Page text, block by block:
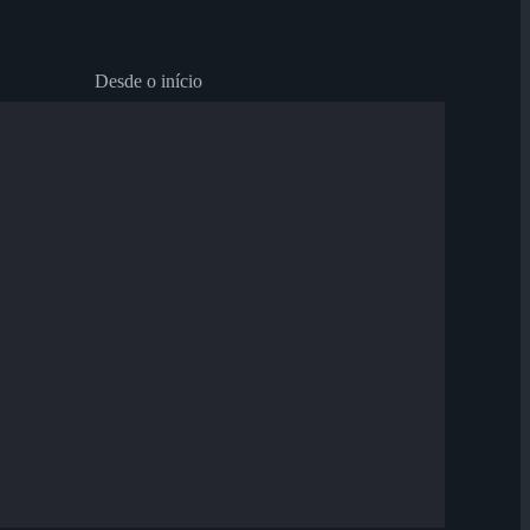
Desde o início